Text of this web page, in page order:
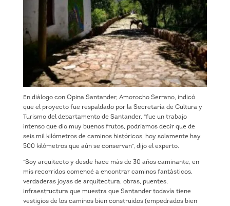
En diálogo con Opina Santander, Amorocho Serrano, indicó
que el proyecto fue respaldado por la Secretaría de Cultura y
Turismo del departamento de Santander, “fue un trabajo
intenso que dio muy buenos frutos, podríamos decir que de
seis mil kilómetros de caminos históricos, hoy solamente hay
500 kilómetros que aún se conservan”, dijo el experto.
“Soy arquitecto y desde hace más de 30 años caminante, en
mis recorridos comencé a encontrar caminos fantásticos,
verdaderas joyas de arquitectura, obras, puentes,
infraestructura que muestra que Santander todavía tiene
vestigios de los caminos bien construidos (empedrados bien